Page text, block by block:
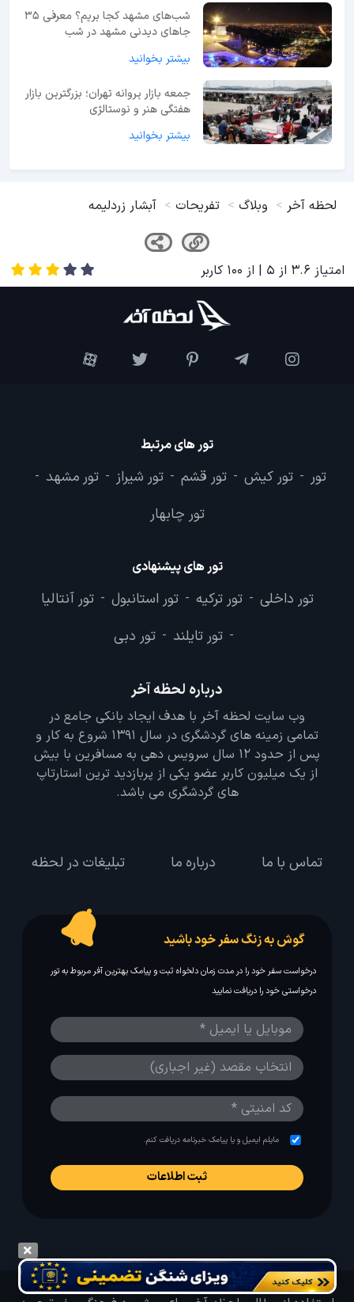
شب‌های مشهد کجا بریم؟ معرفی 35
جاهای دیدنی مشهد در شب
بیشتر بخوانید
جمعه بازار پروانه تهران؛ بزرگترین بازار
هفتگی هنر و نوستالژی
بیشتر بخوانید
لحظه آخر وبلاگ تفریحات آبشار زردلیمه
امتیاز 3.6 از 5 | از 100 کاربر
تور های مرتبط
تور - تور کیش - تور قشم - تور شیراز - تور مشهد -
تور چابهار
تور های پیشنهادی
تور داخلی - تور ترکیه - تور استانبول - تور آنتالیا
- تور تایلند - تور دبی
درباره لحظه آخر
وب سایت لحظه آخر با هدف ایجاد بانکی جامع در
تمامی زمینه های گردشگری در سال 1391 شروع به کار و
پس از حدود 12 سال سرویس دهی به مسافرین با بیش
از یک میلیون کاربر عضو یکی از پربازدید ترین استارتاپ
های گردشگری می باشد.
تماس با ما درباره ما تبلیغات در لحظه
گوش به زنگ سفر خود باشید
درخواست سفر خود را در مدت زمان دلخواه ثبت و پیامک بهترین آفر مربوط به تور
درخواستی خود را دریافت نمایید
مایلم ایمیل و یا پیامک خبرنامه دریافت کنم.